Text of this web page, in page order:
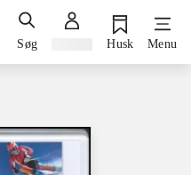
Søg Husk Menu